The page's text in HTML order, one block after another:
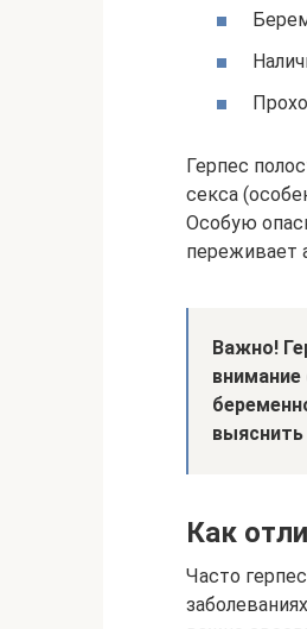
Герпес
секса
Особую
переживает
Важно!
Как
Часто